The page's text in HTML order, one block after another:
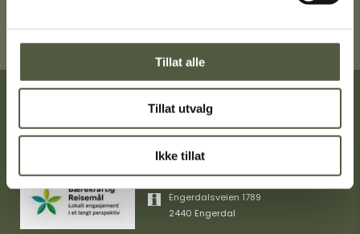
Tillat alle
Tillat utvalg
Ikke tillat
Turistinformasjon
+47 40404349
post@femundengerdal.no
Engerdalsveien 1789
2440 Engerdal